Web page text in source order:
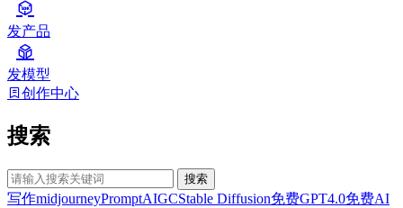
发产品
发模型
创作中心
搜索
搜索
写作midjourneyPromptAIGCStable Diffusion免费GPT4.0免费AI